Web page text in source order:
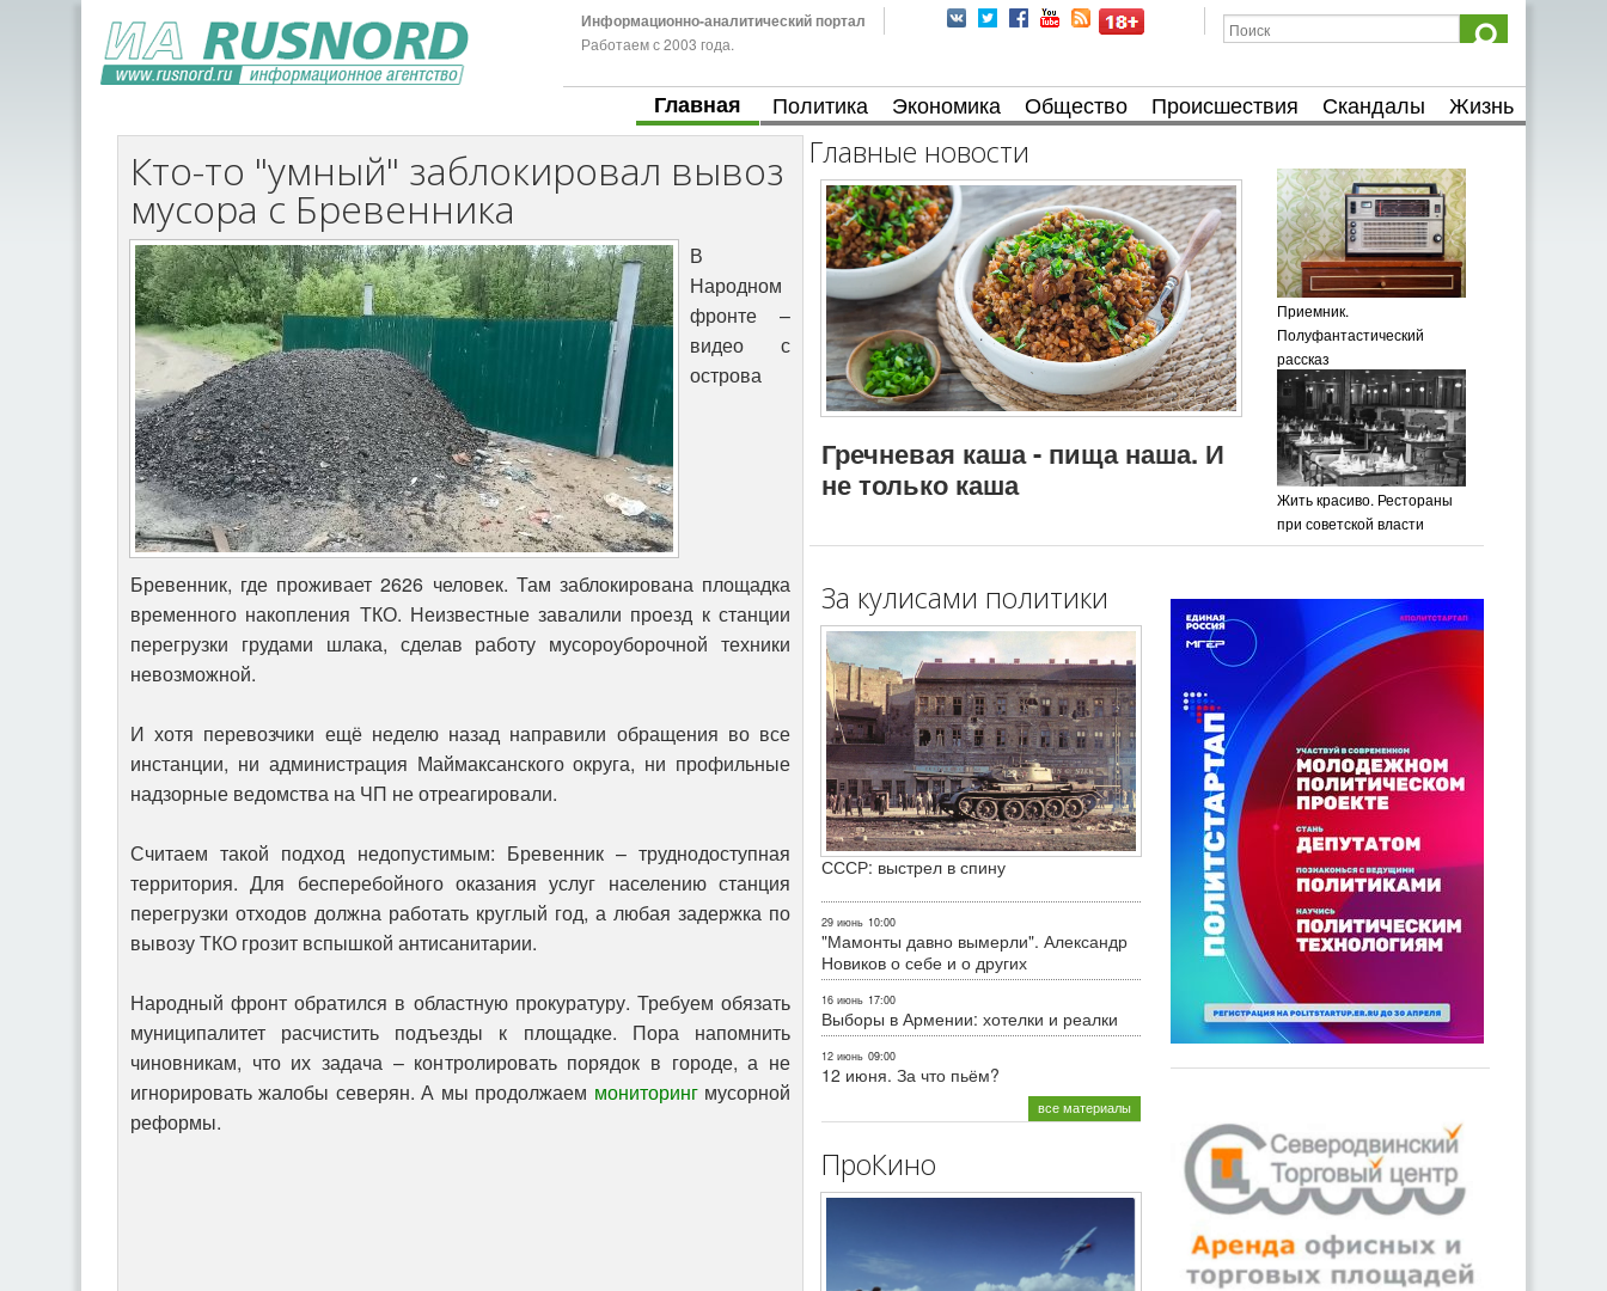
Информационно-аналитический портал
Работаем с 2003 года.
Главная Политика Экономика Общество Происшествия Скандалы Жизнь
Кто-то "умный" заблокировал вывоз
мусора с Бревенника
В
Народном
фронте –
видео с
острова
Бревенник, где проживает 2626 человек. Там заблокирована площадка
временного накопления ТКО. Неизвестные завалили проезд к станции
перегрузки грудами шлака, сделав работу мусороуборочной техники
невозможной.
И хотя перевозчики ещё неделю назад направили обращения во все
инстанции, ни администрация Маймаксанского округа, ни профильные
надзорные ведомства на ЧП не отреагировали.
Считаем такой подход недопустимым: Бревенник – труднодоступная
территория. Для бесперебойного оказания услуг населению станция
перегрузки отходов должна работать круглый год, а любая задержка по
вывозу ТКО грозит вспышкой антисанитарии.
Народный фронт обратился в областную прокуратуру. Требуем обязать
муниципалитет расчистить подъезды к площадке. Пора напомнить
чиновникам, что их задача – контролировать порядок в городе, а не
игнорировать жалобы северян. А мы продолжаем мониторингмусорной
реформы.
Главные новости
Гречневая каша - пища наша. И
не только каша
Приемник.
Полуфантастический
рассказ
Жить красиво. Рестораны
при советской власти
За кулисами политики
СССР: выстрел в спину
29 июнь 10:00
"Мамонты давно вымерли". Александр
Новиков о себе и о других
16 июнь 17:00
Выборы в Армении: хотелки и реалки
12 июнь 09:00
12 июня. За что пьём?
все материалы
ПроКино